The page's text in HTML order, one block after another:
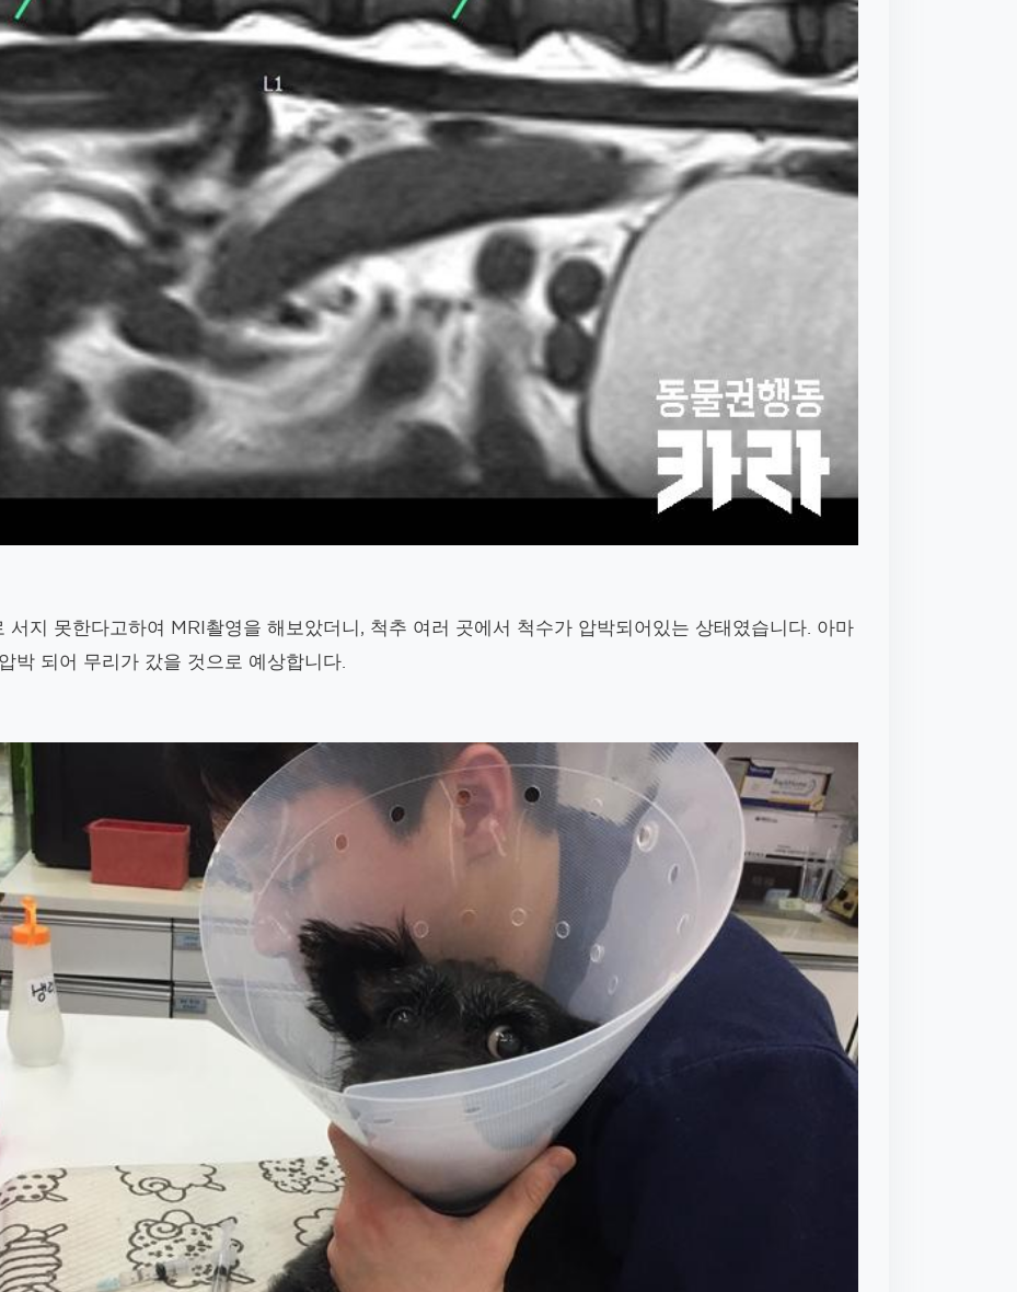
지 못한다고하여 MRI촬영을 해보았더니, 척추 여러 곳에서 척수가 압박되어있는 상태였습니다. 아마
박 되어 무리가 갔을 것으로 예상합니다.